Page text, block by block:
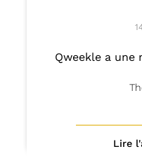
Qweekle a une
Lire